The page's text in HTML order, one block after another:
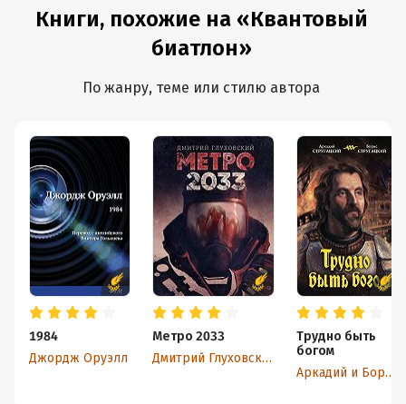
Книги, похожие на «Квантовый
биатлон»
По жанру, теме или стилю автора
1984
Джордж Оруэлл
Метро 2033
Дмитрий Глуховский
Трудно быть
богом
Аркадий и Борис Стругацкие